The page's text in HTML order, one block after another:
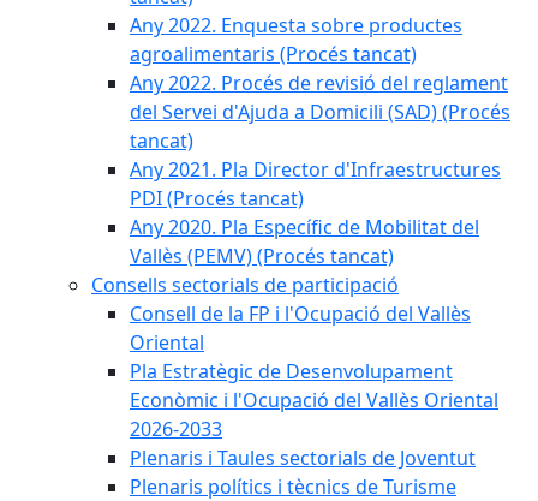
Any 2022. Enquesta sobre productes
agroalimentaris (Procés tancat)
Any 2022. Procés de revisió del reglament
del Servei d'Ajuda a Domicili (SAD) (Procés
tancat)
Any 2021. Pla Director d'Infraestructures
PDI (Procés tancat)
Any 2020. Pla Específic de Mobilitat del
Vallès (PEMV) (Procés tancat)
Consells sectorials de participació
Consell de la FP i l'Ocupació del Vallès
Oriental
Pla Estratègic de Desenvolupament
Econòmic i l'Ocupació del Vallès Oriental
2026-2033
Plenaris i Taules sectorials de Joventut
Plenaris polítics i tècnics de Turisme